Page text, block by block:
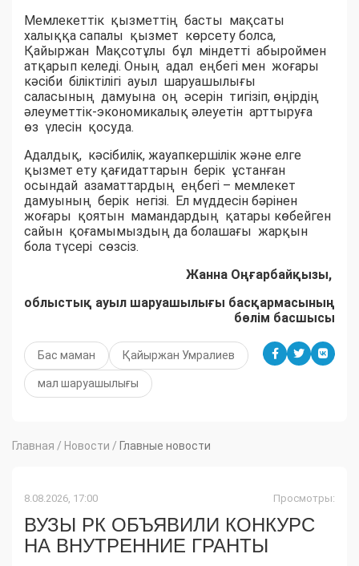
Мемлекеттік қызметтің басты мақсаты
халыққа сапалы қызмет көрсету болса,
Қайыржан Мақсотұлы бұл міндетті абыроймен
атқарып келеді. Оның адал еңбегі мен жоғары
кәсіби біліктілігі ауыл шаруашылығы
саласының дамуына оң әсерін тигізіп, өңірдің
әлеуметтік-экономикалық әлеуетін арттыруға
өз үлесін қосуда.
Адалдық, кәсібилік, жауапкершілік және елге
қызмет ету қағидаттарын берік ұстанған
осындай азаматтардың еңбегі – мемлекет
дамуының берік негізі. Ел мүддесін бәрінен
жоғары қоятын мамандардың қатары көбейген
сайын қоғамымыздың да болашағы жарқын
бола түсері сөзсіз.
Жанна Оңғарбайқызы,
облыстық ауыл шаруашылығы басқармасының
бөлім басшысы
Бас маман Қайыржан Умралиев
мал шаруашылығы
Главная / Новости / Главные новости
8.08.2026, 17:00 Просмотры:
ВУЗЫ РК ОБЪЯВИЛИ КОНКУРС
НА ВНУТРЕННИЕ ГРАНТЫ